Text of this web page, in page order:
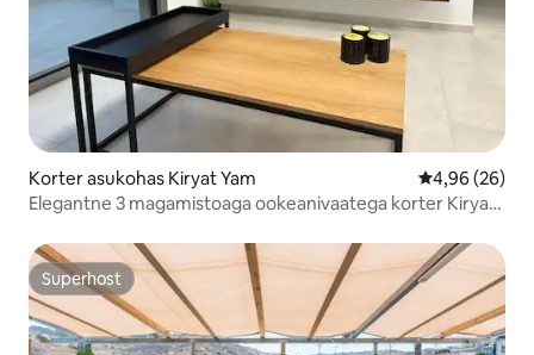
Korter asukohas Kiryat Yam Keskmine
4,96 (26)
Elegantne 3 magamistoaga ookeanivaatega korter Kiryat
Superhost
Superhost